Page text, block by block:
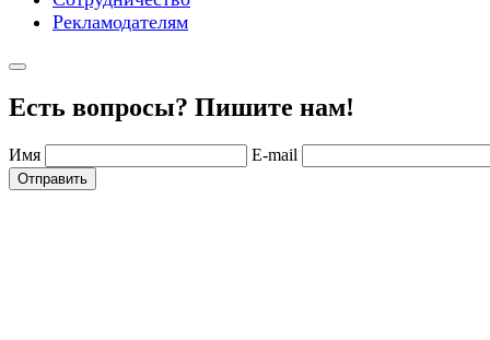
Рекламодателям
Есть вопросы? Пишите нам!
Имя E-mail